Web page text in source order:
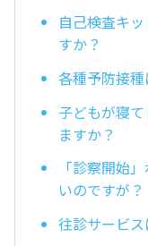
自己検査キ
すか？
各種予防接
子どもが寝
ますか？
「診察開始
いのですが？
往診サービ